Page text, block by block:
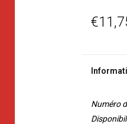
Numéro